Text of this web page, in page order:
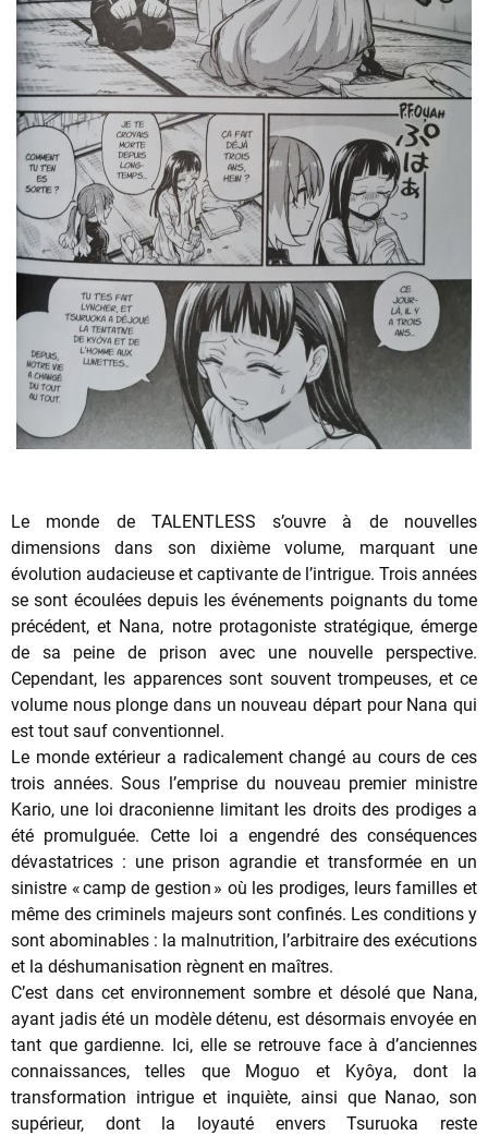
Le monde de TALENTLESS s’ouvre à de nouvelles
dimensions dans son dixième volume, marquant une
évolution audacieuse et captivante de l’intrigue. Trois années
se sont écoulées depuis les événements poignants du tome
précédent, et Nana, notre protagoniste stratégique, émerge
de sa peine de prison avec une nouvelle perspective.
Cependant, les apparences sont souvent trompeuses, et ce
volume nous plonge dans un nouveau départ pour Nana qui
est tout sauf conventionnel.
Le monde extérieur a radicalement changé au cours de ces
trois années. Sous l’emprise du nouveau premier ministre
Kario, une loi draconienne limitant les droits des prodiges a
été promulguée. Cette loi a engendré des conséquences
dévastatrices : une prison agrandie et transformée en un
sinistre « camp de gestion » où les prodiges, leurs familles et
même des criminels majeurs sont confinés. Les conditions y
sont abominables : la malnutrition, l’arbitraire des exécutions
et la déshumanisation règnent en maîtres.
C’est dans cet environnement sombre et désolé que Nana,
ayant jadis été un modèle détenu, est désormais envoyée en
tant que gardienne. Ici, elle se retrouve face à d’anciennes
connaissances, telles que Moguo et Kyôya, dont la
transformation intrigue et inquiète, ainsi que Nanao, son
supérieur, dont la loyauté envers Tsuruoka reste